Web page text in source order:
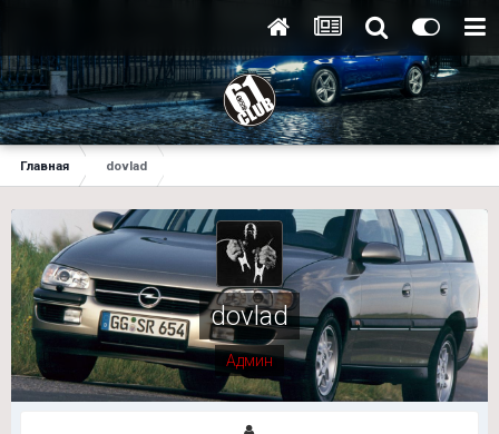
Главная dovlad
dovlad
Админ